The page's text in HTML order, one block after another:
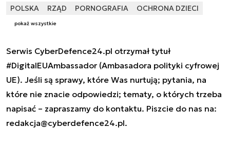
POLSKA RZĄD PORNOGRAFIA OCHRONA DZIECI
pokaż wszystkie
Serwis CyberDefence24.pl otrzymał tytuł
#DigitalEUAmbassador (Ambasadora polityki cyfrowej
UE). Jeśli są sprawy, które Was nurtują; pytania, na
które nie znacie odpowiedzi; tematy, o których trzeba
napisać – zapraszamy do kontaktu. Piszcie do nas na:
redakcja@cyberdefence24.pl.